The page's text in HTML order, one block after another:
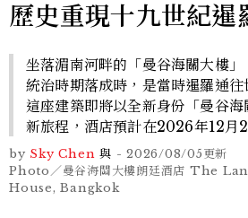
歷史重現十九世紀暹
坐落湄南河畔的「曼谷海關大樓
統治時期落成時，是當時暹羅通往
這座建築即將以全新身份「曼谷
新旅程，酒店預計在2026年12月
by Sky Chen 與 - 2026/08/05更新
Photo／曼谷海關大樓朗廷酒店 The
House, Bangkok